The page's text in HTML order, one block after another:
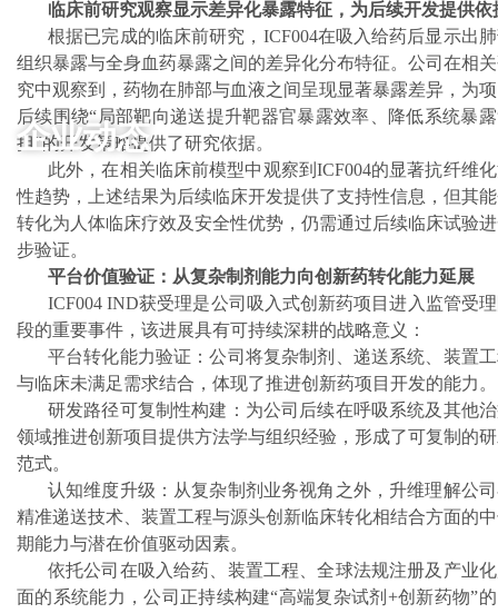
企业动态
临床前研究观察显示差异化暴露特征，为后续开发提供依
根据已完成的临床前研究，ICF004在吸入给药后显示出
组织暴露与全身血药暴露之间的差异化分布特征。公司在相
究中观察到，药物在肺部与血液之间呈现显著暴露差异，为
后续围绕“局部靶向递送提升靶器官暴露效率、降低系统暴
担”的开发策略提供了研究依据。
此外，在相关临床前模型中观察到ICF004的显著抗纤维
性趋势，上述结果为后续临床开发提供了支持性信息，但其
转化为人体临床疗效及安全性优势，仍需通过后续临床试验
步验证。
平台价值验证：从复杂制剂能力向创新药转化能力延展
ICF004 IND获受理是公司吸入式创新药项目进入监管受
段的重要事件，该进展具有可持续深耕的战略意义：
平台转化能力验证：公司将复杂制剂、递送系统、装置
与临床未满足需求结合，体现了推进创新药项目开发的能力。
研发路径可复制性构建：为公司后续在呼吸系统及其他
领域推进创新项目提供方法学与组织经验，形成了可复制的
范式。
认知维度升级：从复杂制剂业务视角之外，升维理解公
精准递送技术、装置工程与源头创新临床转化相结合方面的
期能力与潜在价值驱动因素。
依托公司在吸入给药、装置工程、全球法规注册及产业
面的系统能力，公司正持续构建“高端复杂试剂+创新药物”